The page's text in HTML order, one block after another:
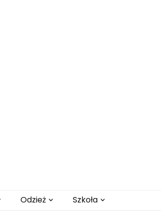
Odzież Szkoła